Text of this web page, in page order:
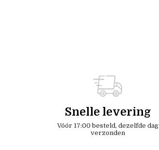
Snelle levering
Vóór 17:00 besteld, dezelfde dag
verzonden